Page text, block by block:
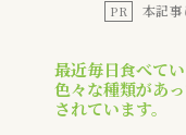
PR 本記
最近毎日食べてい
色々な種類があ
されています。